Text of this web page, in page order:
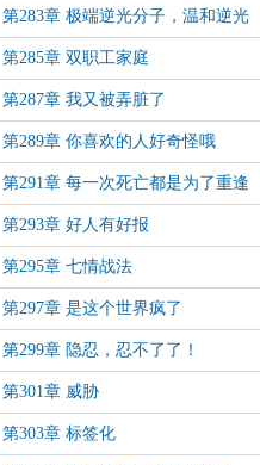
第283章 极端逆光分子，温和逆光
分子
第285章 双职工家庭
第287章 我又被弄脏了
第289章 你喜欢的人好奇怪哦
第291章 每一次死亡都是为了重逢
第293章 好人有好报
第295章 七情战法
第297章 是这个世界疯了
第299章 隐忍，忍不了了！
第301章 威胁
第303章 标签化